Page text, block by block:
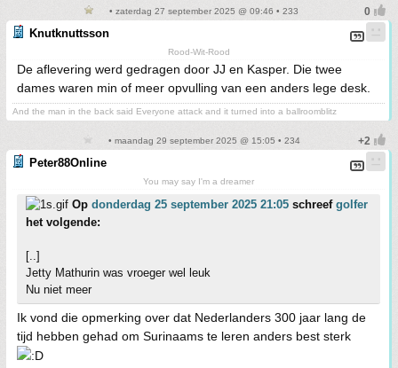
• zaterdag 27 september 2025 @ 09:46 • 233
Knutknuttsson
Rood-Wit-Rood
De aflevering werd gedragen door JJ en Kasper. Die twee
dames waren min of meer opvulling van een anders lege desk.
And the man in the back said Everyone attack and it turned into a ballroomblitz
• maandag 29 september 2025 @ 15:05 • 234
Peter88Online
You may say I'm a dreamer
Op donderdag 25 september 2025 21:05 schreef golfer
het volgende:
[..]
Jetty Mathurin was vroeger wel leuk
Nu niet meer
Ik vond die opmerking over dat Nederlanders 300 jaar lang de
tijd hebben gehad om Surinaams te leren anders best sterk